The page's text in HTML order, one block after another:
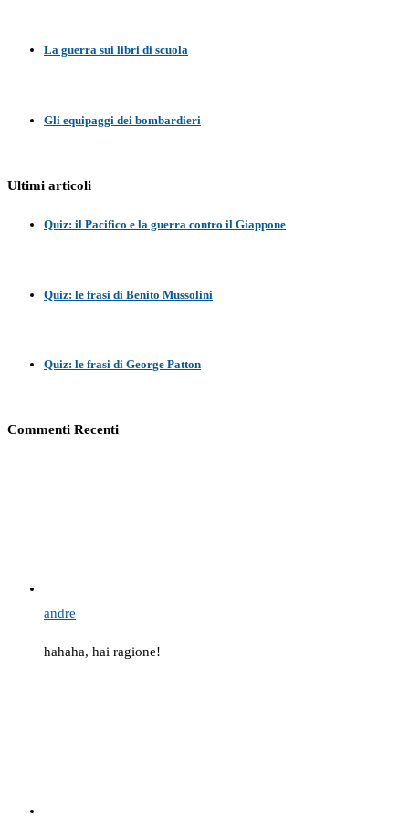
La guerra sui libri di scuola
Gli equipaggi dei bombardieri
Ultimi articoli
Quiz: il Pacifico e la guerra contro il Giappone
Quiz: le frasi di Benito Mussolini
Quiz: le frasi di George Patton
Commenti Recenti
andre
hahaha, hai ragione!